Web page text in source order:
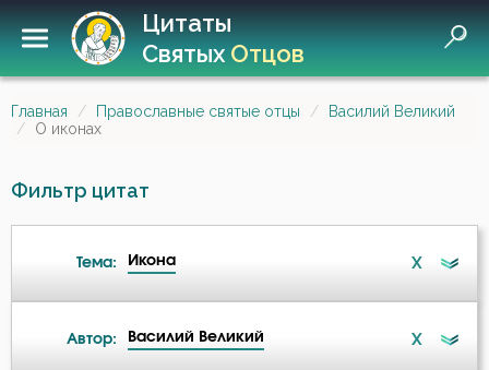
Цитаты
СвятыхОтцов
Главная Православные святые отцы
Василий Великий
О иконах
Фильтр цитат
Тема: Икона X
Автор: Василий Великий X